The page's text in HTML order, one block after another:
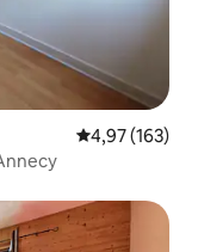
4,97 de uma
4,97 (163)